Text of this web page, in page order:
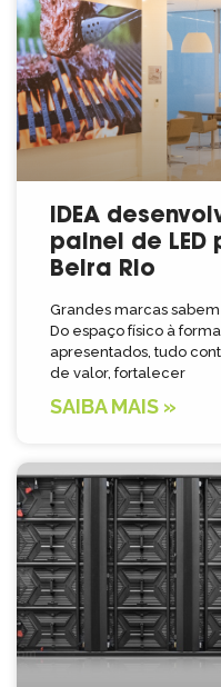
IDEA
painel de
Beira Rio
Grandes marcas
Do espaço físico à
apresentados, tudo
de valor, fortalecer
SAIBA MAIS »